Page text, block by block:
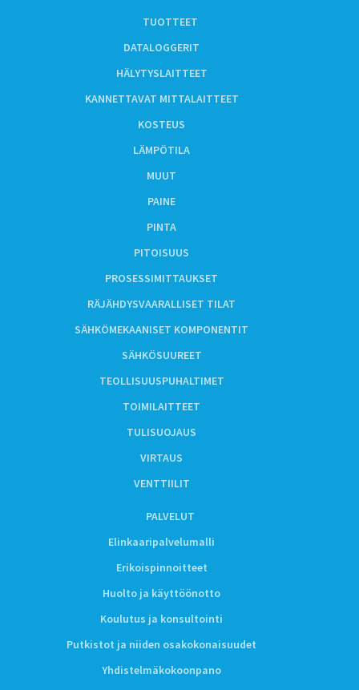
TUOTTEET
DATALOGGERIT
HÄLYTYSLAITTEET
KANNETTAVAT MITTALAITTEET
KOSTEUS
LÄMPÖTILA
MUUT
PAINE
PINTA
PITOISUUS
PROSESSIMITTAUKSET
RÄJÄHDYSVAARALLISET TILAT
SÄHKÖMEKAANISET KOMPONENTIT
SÄHKÖSUUREET
TEOLLISUUSPUHALTIMET
TOIMILAITTEET
TULISUOJAUS
VIRTAUS
VENTTIILIT
PALVELUT
Elinkaaripalvelumalli
Erikoispinnoitteet
Huolto ja käyttöönotto
Koulutus ja konsultointi
Putkistot ja niiden osakokonaisuudet
Yhdistelmäkokoonpano